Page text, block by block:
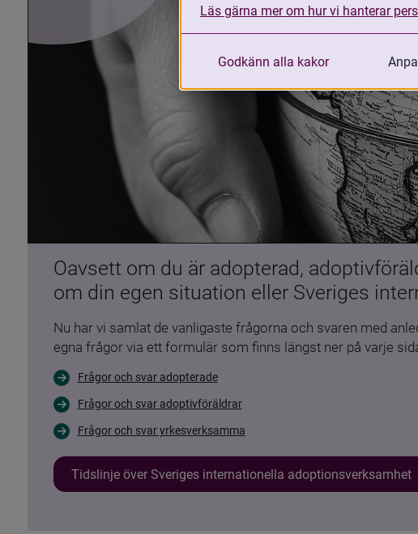
Oavsett om du är adopterad,
om din egen situation eller Sveriges
Nu har vi samlat de vanligaste frågorna och svaren med
egna frågor via ett formulär som finns längst ner på varje
Frågor och svar adopterade
Frågor och svar adoptivföräldrar
Frågor och svar yrkesverksamma
Tidslinje över Sveriges internationella adoptionsverksamhet
Läs gärna mer om hur vi hanterar
Godkänn alla kakor